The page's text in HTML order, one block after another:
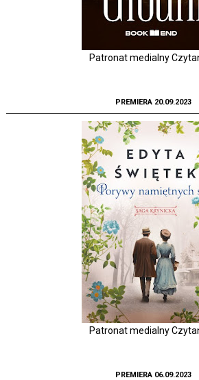
Patronat medialny
PREMIERA 20.09.2023
Patronat medialny
PREMIERA 06.09.2023